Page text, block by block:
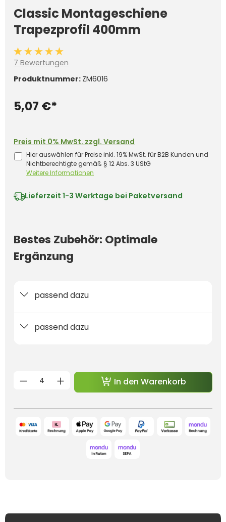
Classic Montageschiene
Trapezprofil 400mm
Durchschnittliche Bewertung von 5 von 5 Sternen
7 Bewertungen
Produktnummer: ZM6016
5,07 €*
Preis mit 0% MwSt. zzgl. Versand
Hier auswählen für Preise inkl. 19% MwSt. für B2B Kunden und
Nichtberechtigte gemäß § 12 Abs. 3 UStG
Weitere Informationen
Lieferzeit 1-3 Werktage bei Paketversand
Bestes Zubehör: Optimale
Ergänzung
passend dazu
passend dazu
Produkt Anzahl: Gib den
In den Warenkorb